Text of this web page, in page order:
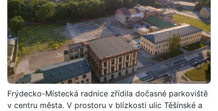
Frýdecko-Místecká radnice zřídila dočasné parkoviště
v centru města. V prostoru v blízkosti ulic Těšínské a